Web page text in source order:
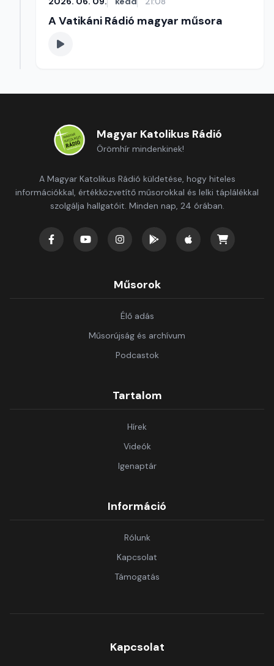
A Vatikáni Rádió magyar műsora
Magyar Katolikus Rádió
Örömhír mindenkinek!
A Magyar Katolikus Rádió küldetése, hogy hiteles
információkkal, értékközvetítő műsorokkal és lelki táplálékkal
szolgálja hallgatóit. Minden nap, 24 órában.
Műsorok
Élő adás
Műsorújság és archívum
Podcastok
Tartalom
Hírek
Videók
Igenaptár
Információ
Rólunk
Kapcsolat
Támogatás
Kapcsolat